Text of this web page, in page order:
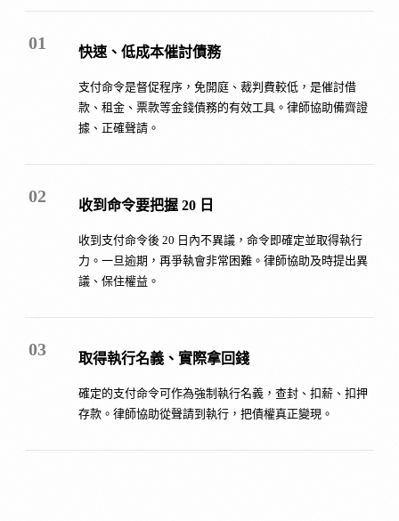
01 快速、低成本催討債務
支付命令是督促程序，免開庭、裁判費較低，是催討借
款、租金、票款等金錢債務的有效工具。律師協助備齊證
據、正確聲請。
02 收到命令要把握 20 日
收到支付命令後 20 日內不異議，命令即確定並取得執行
力。一旦逾期，再爭執會非常困難。律師協助及時提出異
議、保住權益。
03 取得執行名義、實際拿回錢
確定的支付命令可作為強制執行名義，查封、扣薪、扣押
存款。律師協助從聲請到執行，把債權真正變現。